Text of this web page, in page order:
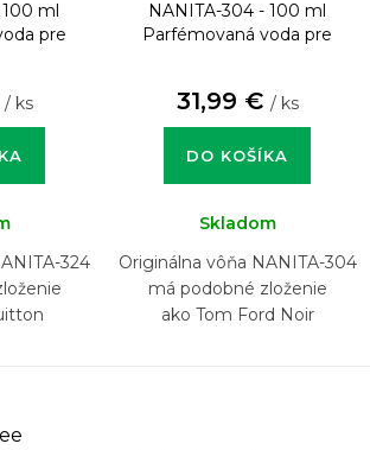
ml
pre
/ ks
324
NANITA-304 - 100 ml
Parfémovaná voda pre
31,99 € / ks
DO KOŠÍKA
Skladom
Originálna vôňa NANITA-304
má podobné zloženie
ako Tom Ford Noir